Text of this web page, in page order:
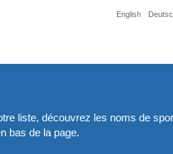
English
liste, découvrez les noms de
bas de la page.